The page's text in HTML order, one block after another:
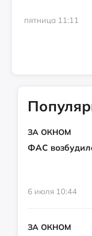
пятница 11:11
ЗА ОКНОМ
ФАС
6 июля 10:44
ЗА ОКНОМ